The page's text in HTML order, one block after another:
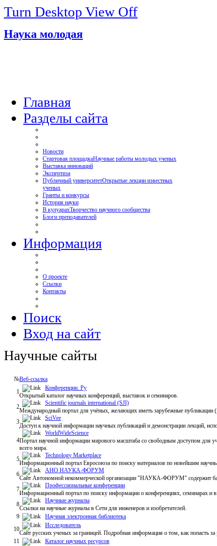
Turn Desktop View Off
Наука молодая
Главная
Разделы сайта
Новости
Стартовая площадкаНаучные работы молодых ученых
Выставка инноваций
Экспертиза
Публичный университетОткрытые лекции известных
ученых
Гранты и конкурсы
История науки
В кулуарахТворчество научного сообщества
Блоги преподавателей
Информация
О проекте
Ссылки
Контакты
Поиск
Вход на сайт
Научные сайты
№Веб-ссылка
1
Конференции. Ру
Открытый каталог научных конференций, выставок и семинаров.
2
Scientific journals international (SJI)
Международный портал для учёных, желающих иметь зарубежные публикации
3
SciVee
Доступ к научной информации научных публикаций и демонстрации лекций,
4
WorldWideScience
Портал научной информации мирового масштаба со свободным доступом для
всего мира.
5
Technology Marketplace
Информационный портал Евросоюза по поиску материалов по новейшим
6
АНО НАУКА-ФОРУМ
Сайт Автономной некоммерческой организации "НАУКА-ФОРУМ" содержит
7
Профессиональные конференции
Информационный портал по поиску информации о конференциях, семинарах и
8
Научные журналы
Ссылки на научные журналы в Сети для инженеров и изобретателей.
9
Научная электронная библиотека
10
Исследователь
Сайт русских ученых за границей. Подробная информация о том, как попасть
11
Каталог научных ресурсов